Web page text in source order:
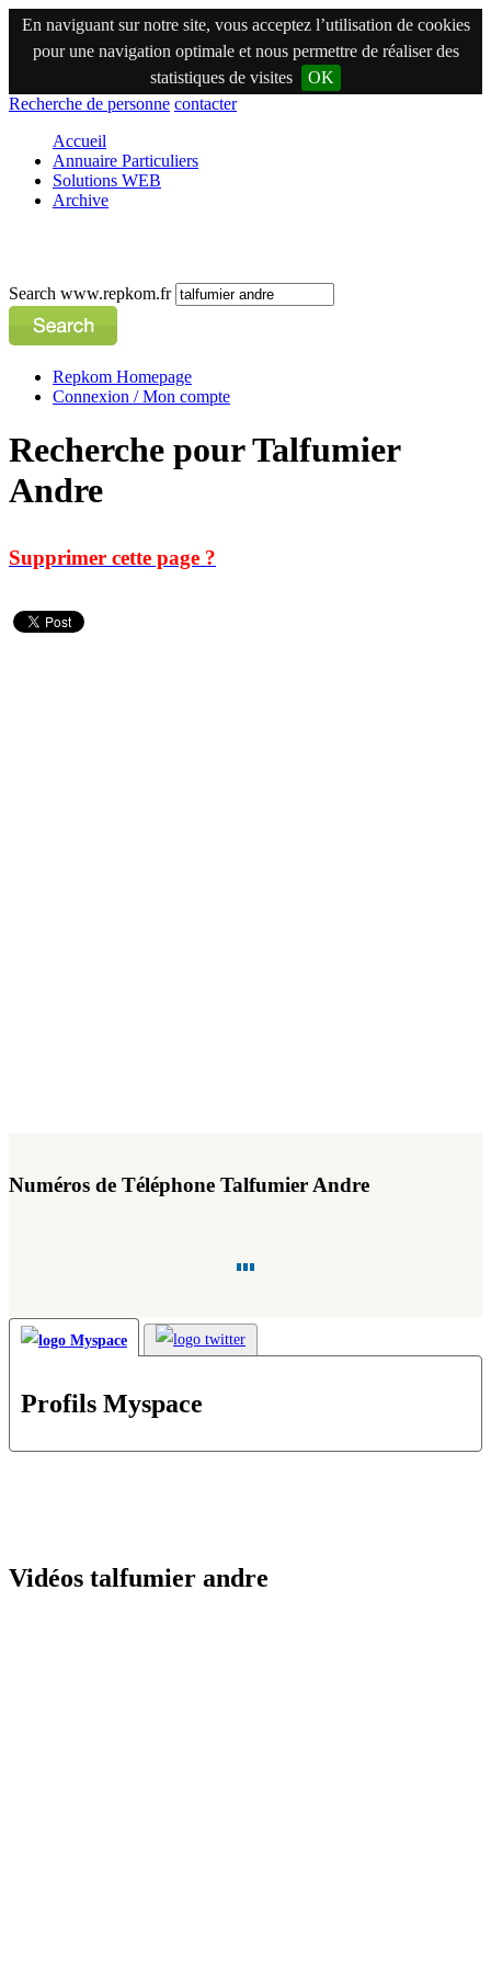
En naviguant sur notre site, vous acceptez l’utilisation de cookies
pour une navigation optimale et nous permettre de réaliser des
statistiques de visites
OK
Recherche de personne contacter
Accueil
Annuaire Particuliers
Solutions WEB
Archive
Search www.repkom.fr
Repkom Homepage
Connexion / Mon compte
Recherche pour Talfumier
Andre
Supprimer cette page ?
Numéros de Téléphone Talfumier Andre
Profils Myspace
Vidéos talfumier andre